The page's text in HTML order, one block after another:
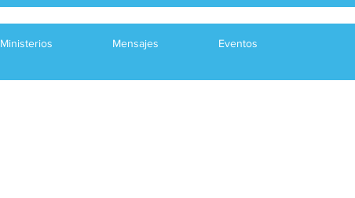
Ministerios Mensajes Eventos